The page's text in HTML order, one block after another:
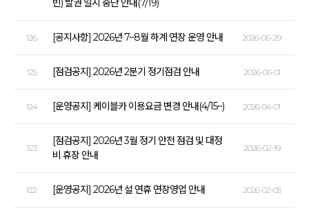
빈) 발권 일시 중단 안내(7/19)
126 [공지사항] 2026년 7~8월 하계 연장 운영 안내 2026-06-29
125 [점검공지] 2026년 2분기 정기점검 안내 2026-06-01
124 [운영공지] 케이블카 이용요금 변경 안내(4/15~) 2026-04-01
123
[점검공지] 2026년 3월 정기 안전 점검 및 대정
비 휴장 안내
2026-02-19
122 [운영공지] 2026년 설 연휴 연장영업 안내 2026-02-05